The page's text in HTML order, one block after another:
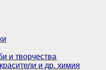
и творчества
и др. химия